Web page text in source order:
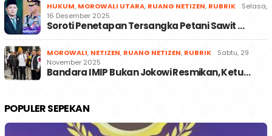
HUKUM, MOROWALI UTARA, RUANG NETIZEN, RUBRIK
Selasa,
16 Desember 2025
Soroti Penetapan Tersangka Petani Sawit …
MOROWALI, NETIZEN, RUANG NETIZEN, RUBRIK
Sabtu, 29
November 2025
Bandara IMIP Bukan Jokowi Resmikan, Ketu…
POPULER SEPEKAN